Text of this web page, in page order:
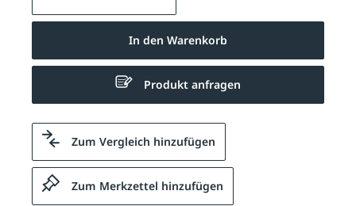
In den Warenkorb
Produkt anfragen
Zum Vergleich hinzufügen
Zum Merkzettel hinzufügen